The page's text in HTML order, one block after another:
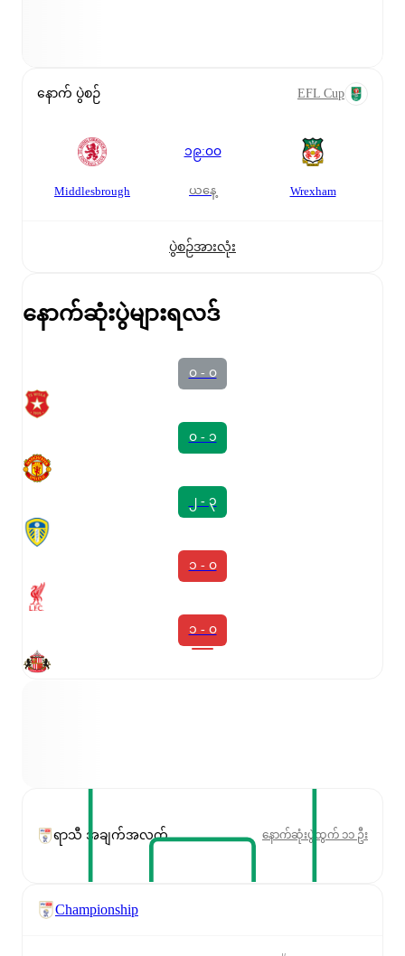
နောက် ပွဲစဉ် EFL Cup
Middlesbrough
၁၉:၀၀
ယနေ့ Wrexham
ပွဲစဉ်အားလုံး
နောက်ဆုံးပွဲများရလဒ်
၀ - ၀
၀ - ၁
၂ - ၃
၁ - ၀
၁ - ၀
ရာသီ အချက်အလက် နောက်ဆုံးပွဲထွက် ၁၁ ဦး
Championship